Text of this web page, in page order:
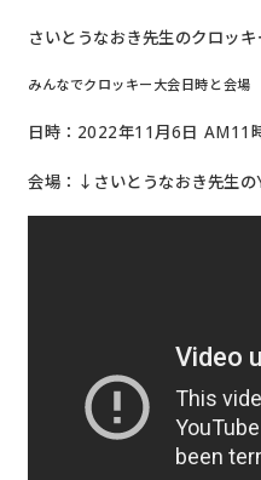
さいとうなおき先生のクロッ
みんなでクロッキー大会日時と会場
日時：2022年11月6日 AM11
会場：↓さいとうなおき先生